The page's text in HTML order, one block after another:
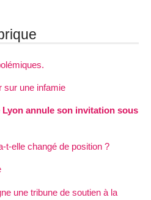
sur une infamie
annule son invitation sous
t-elle changé de position ?
une tribune de soutien à la